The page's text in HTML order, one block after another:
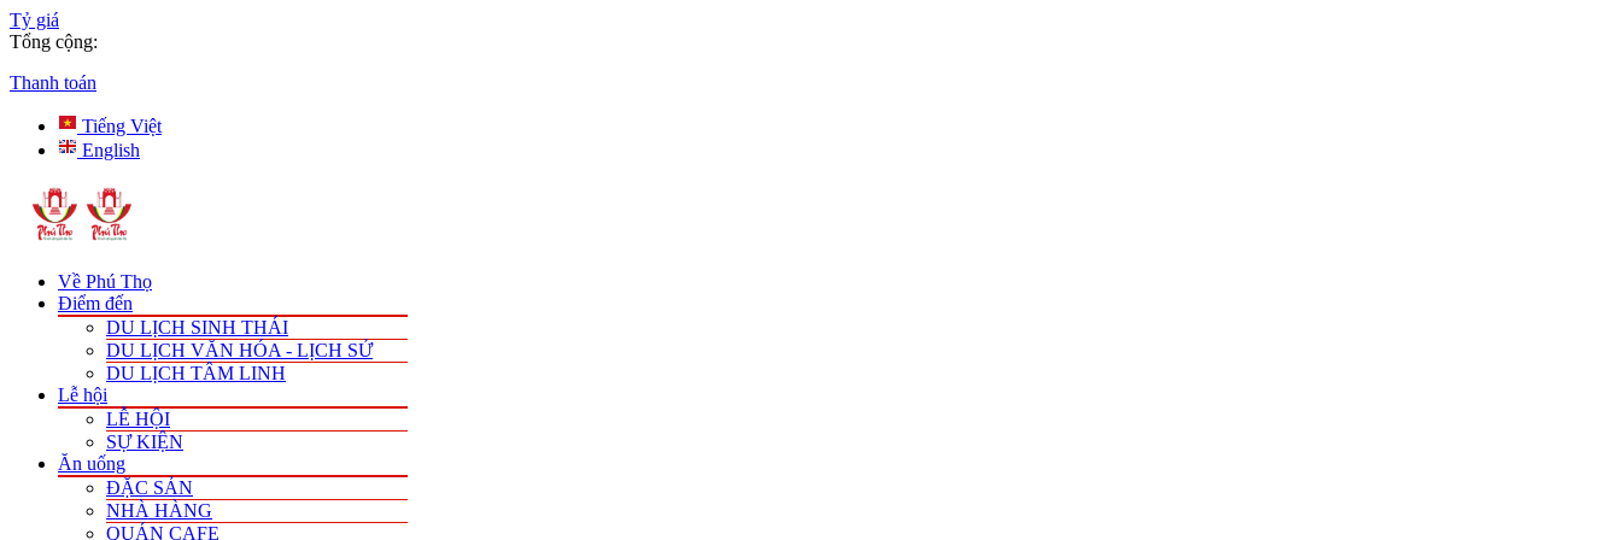
Tỷ giá
Tổng cộng:
Thanh toán
Tiếng Việt
English
Về Phú Thọ
Điểm đến
DU LỊCH SINH THÁI
DU LỊCH VĂN HÓA - LỊCH SỬ
DU LỊCH TÂM LINH
Lễ hội
LỄ HỘI
SỰ KIỆN
Ăn uống
ĐẶC SẢN
NHÀ HÀNG
QUÁN CAFE